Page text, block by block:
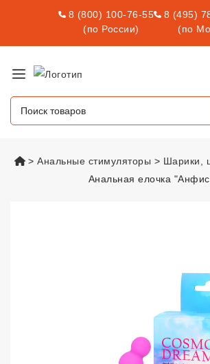
8 (800) 100-76-55
(по России)
8 (495)
(по
vsexshop.ru
Анальные стимуляторы
Шарики,
Анальная елочка